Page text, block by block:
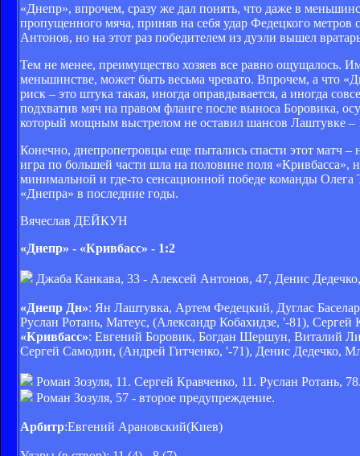
«Днепр», впрочем, сразу же дал понять, что даже в
пропущенного мяча, приняв на себя удар Федецкого
Антонов, но на этот раз победителем из дуэли вышел
Тем не менее, преимущество хозяев все равно ощущалось.
меньшинстве, может быть весьма чревато. Впрочем, а что
риск – это штука такая, иногда оправдывается, а иногда
подхватив мяч на правом фланге после выноса Боровика,
который мощным выстрелом не оставил шансов Лаштувке –
Конечно, днепропетровцы еще пытались спасти этот матч
игра по большей части шла на половине поля «Кривбасса»,
минимальной и где-то сенсационной победе команды
«Днепра» в последние годы.
Вячеслав ДЕЙКУН
«Днепр» - «Кривбасс» - 1:2
Джаба Канкава, 33 - Алексей Антонов, 47, Денис
«Днепр Дн»: Ян Лаштувка, Артем Федецкий, Дуглас
Руслан Ротань, Матеус, (Александр Кобахидзе, '-81),
«Кривбасс»: Евгений Боровик, Богдан Шершун, Виталий
Сергей Самодин, (Андрей Гитченко, '-71), Денис Дедечко,
Роман Зозуля, 11. Сергей Кравченко, 11. Руслан
Роман Зозуля, 57 - второе предупреждение.
Арбитр:Евгений Арановский(Киев)